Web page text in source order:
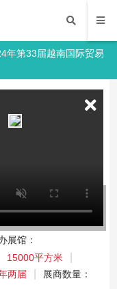
年第33届越南国际贸易
医疗/美容/口腔/保健
国际展
织/服装/皮革/箱包
车/配
展馆：
15000平方米
两届
展商数量：